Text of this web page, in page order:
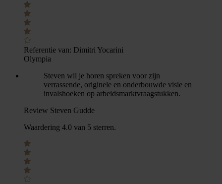
Referentie van: Dimitri Yocarini
Olympia
Steven wil je horen spreken voor zijn
verrassende, originele en onderbouwde visie en
invalshoeken op arbeidsmarktvraagstukken.
Review Steven Gudde
Waardering 4.0 van 5 sterren.